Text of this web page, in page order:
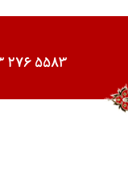
276 5583